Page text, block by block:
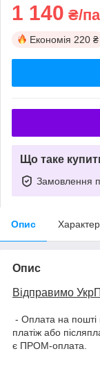
1 140 ₴/
Економія 220 ₴
Що таке
Замовлення
Опис
Опис
Відправимо
- Оплата на пошті
платіж або
є ПРОМ-оплата.